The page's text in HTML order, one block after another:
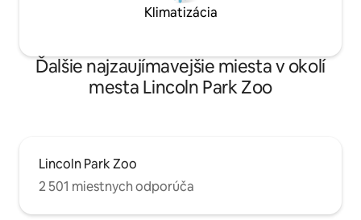
Klimatizácia
Ďalšie najzaujímavejšie miesta v okolí
mesta Lincoln Park Zoo
Lincoln Park Zoo
2 501 miestnych odporúča